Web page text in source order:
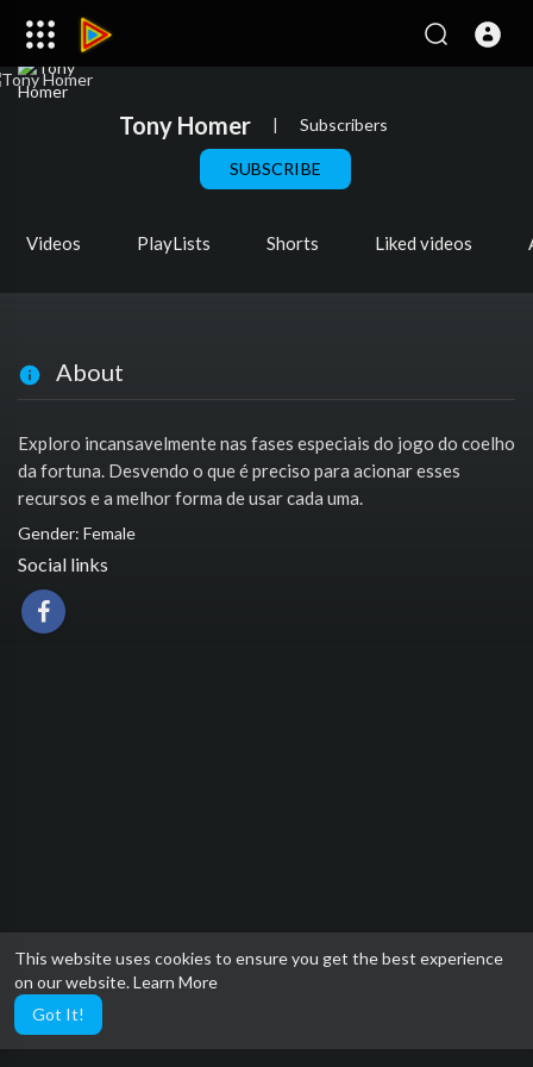
This website uses cookies to ensure you get the best experience
on our website.Learn More
Got It!
Tony Homer | Subscribers
SUBSCRIBE
Videos PlayLists Shorts Liked videos
About
Exploro incansavelmente nas fases especiais do jogo do coelho
da fortuna. Desvendo o que é preciso para acionar esses
recursos e a melhor forma de usar cada uma.
Gender: Female
Social links